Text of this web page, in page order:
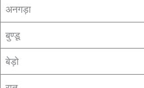
अनगड़ा
बुण्डू
बेड़ो